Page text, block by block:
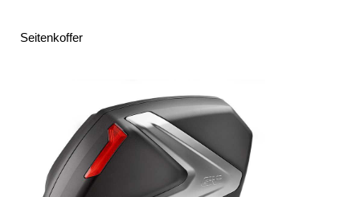
Seitenkoffer